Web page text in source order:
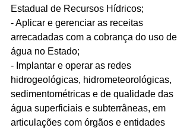
Estadual de Recursos Hídricos;
- Aplicar e gerenciar as receitas
arrecadadas com a cobrança do uso de
água no Estado;
- Implantar e operar as redes
hidrogeológicas, hidrometeorológicas,
sedimentométricas e de qualidade das
água superficiais e subterrâneas, em
articulações com órgãos e entidades